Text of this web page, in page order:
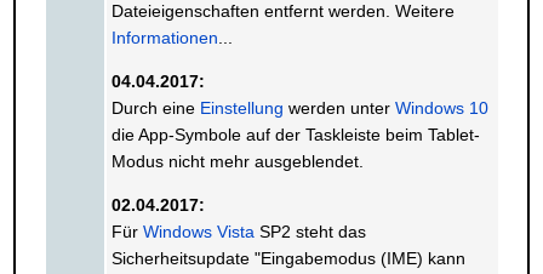
Dateieigenschaften entfernt werden. Weitere
Informationen
04.04.2017:
Durch eine Einstellung werden unter Windows 10
die App-Symbole auf der Taskleiste beim Tablet-
Modus nicht mehr ausgeblendet.
02.04.2017:
Für Windows Vista SP2 steht das
Sicherheitsupdate "Eingabemodus (IME) kann